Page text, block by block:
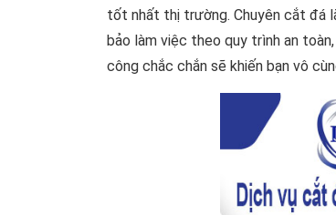
tốt nhất thị trường. Chuyên cắt đá
bảo làm việc theo quy trình an
công chắc chắn sẽ khiến bạn vô